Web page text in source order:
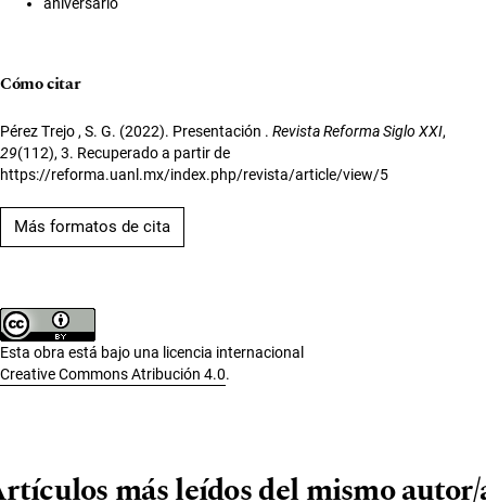
aniversario
Cómo citar
Pérez Trejo , S. G. (2022). Presentación . Revista Reforma Siglo XXI,
29(112), 3. Recuperado a partir de
https://reforma.uanl.mx/index.php/revista/article/view/5
Más formatos de cita
Esta obra está bajo una licencia internacional
Creative Commons Atribución 4.0.
más leídos del mismo